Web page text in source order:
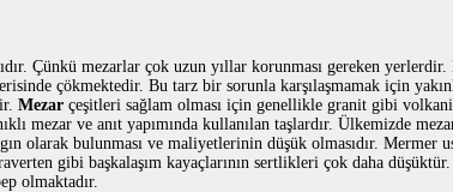
Çünkü mezarlar çok uzun yıllar korunması gereken
çökmektedir. Bu tarz bir sorunla karşılaşmamak için
Mezar çeşitleri sağlam olması için genellikle granit gibi
mezar ve anıt yapımında kullanılan taşlardır. Ülkemizde
olarak bulunması ve maliyetlerinin düşük olmasıdır. Mermer
gibi başkalaşım kayaçlarının sertlikleri çok daha düşüktür.
olmaktadır.